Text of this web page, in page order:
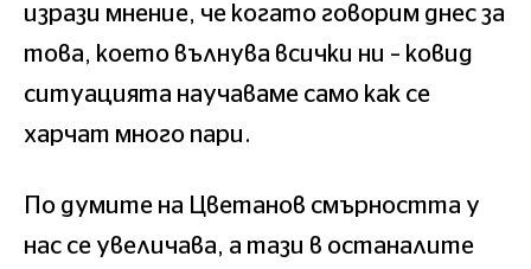
изрази мнение, че когато говорим днес за
това, което вълнува всички ни – ковид
ситуацията научаваме само как се
харчат много пари.
По думите на Цветанов смърността у
нас се увеличава, а тази в останалите